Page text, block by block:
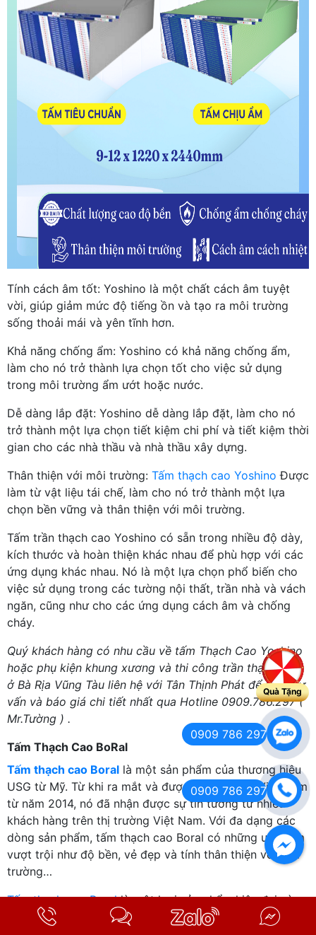
Tính cách âm tốt: Yoshino là một chất cách âm tuyệt
vời, giúp giảm mức độ tiếng ồn và tạo ra môi trường
sống thoải mái và yên tĩnh hơn.
Khả năng chống ẩm: Yoshino có khả năng chống ẩm,
làm cho nó trở thành lựa chọn tốt cho việc sử dụng
trong môi trường ẩm ướt hoặc nước.
Dễ dàng lắp đặt: Yoshino dễ dàng lắp đặt, làm cho nó
trở thành một lựa chọn tiết kiệm chi phí và tiết kiệm thời
gian cho các nhà thầu và nhà thầu xây dựng.
Thân thiện với môi trường: Tấm thạch cao Yoshino Được
làm từ vật liệu tái chế, làm cho nó trở thành một lựa
chọn bền vững và thân thiện với môi trường.
Tấm trần thạch cao Yoshino có sẵn trong nhiều độ dày,
kích thước và hoàn thiện khác nhau để phù hợp với các
ứng dụng khác nhau. Nó là một lựa chọn phổ biến cho
việc sử dụng trong các tường nội thất, trần nhà và vách
ngăn, cũng như cho các ứng dụng cách âm và chống
cháy.
Quý khách hàng có nhu cầu về tấm Thạch Cao Yoshino
hoặc phụ kiện khung xương và thi công trần thạch cao
ở Bà Rịa Vũng Tàu liên hệ với Tân Thịnh Phát để nhận tư
vấn và báo giá chi tiết nhất qua Hotline 0909.786.297 (
Mr.Tường ) .
Tấm Thạch Cao BoRal
Tấm thạch cao Boral là một sản phẩm của thương hiệu
USG từ Mỹ. Từ khi ra mắt và được sản xuất tại Việt Nam
từ năm 2014, nó đã nhận được sự tin tưởng từ nhiều
khách hàng trên thị trường Việt Nam. Với đa dạng các
dòng sản phẩm, tấm thạch cao Boral có những ưu điểm
vượt trội như độ bền, vẻ đẹp và tính thân thiện với môi
trường…
Tấm thạch cao Borallà một loại sản phẩm hiện đại và
linh hoạt, được đánh giá cao với những đặc tính nổi bật
Quà Tặng
0909 786 297
0909 786 297